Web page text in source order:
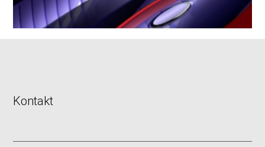
Kontakt